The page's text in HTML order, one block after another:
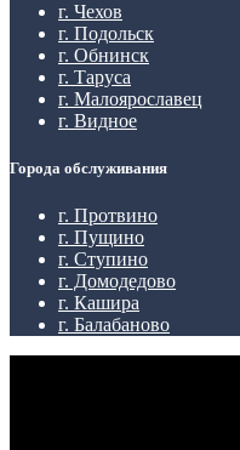
г. Чехов
г. Подольск
г. Обнинск
г. Таруса
г. Малоярославец
г. Видное
Города обслуживания
г. Протвино
г. Пущино
г. Ступино
г. Домодедово
г. Кашира
г. Балабаново